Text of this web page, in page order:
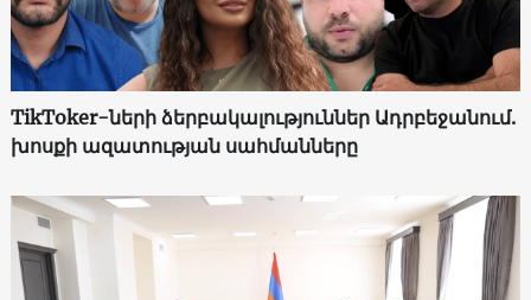
TikToker-ների ձերբակալություններ Ադրբեջանում.
խոսքի ազատության սահմանները